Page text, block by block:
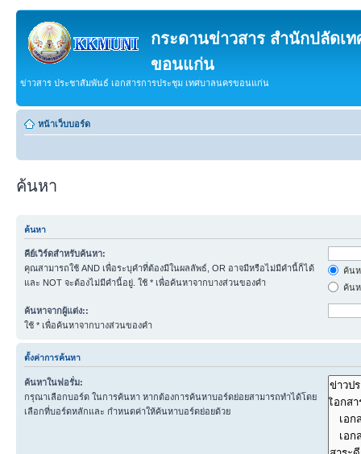
กระดานข่าวสาร สำนักปลัดเ
ขอนแก่น
ข่าวสาร ประชาสัมพันธ์ เอกสารการประชุม เทศบาลนครขอนแก่น
หน้าเว็บบอร์ด
ค้นหา
ค้นหา
คีย์เวิร์ดสำหรับค้นหา:
คุณสามารถใช้ AND เพื่อระบุคำที่ต้องมีในผลลัพธ์, OR อาจมีหรือไม่มีคำนี้ก็ได้
และ NOT จะต้องไม่มีคำนี้อยู่. ใช้ * เพื่อค้นหาจากบางส่วนของคำ
ค้น
ค้น
ค้นหาจากผู้แต่ง::
ใช้ * เพื่อค้นหาจากบางส่วนของคำ
ตั้งค่าการค้นหา
ค้นหาในฟอรั่ม:
กรุณาเลือกบอร์ด ในการค้นหา หากต้องการค้นหาบอร์ดย่อยสามารถทำได้โดย
เลือกที่บอร์ดหลักและ กำหนดค่าให้ค้นหาบอร์ดย่อยด้วย